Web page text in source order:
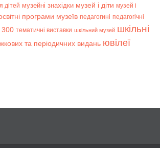
дітей музейні знахідки музей і діти музей і
програми музеїв педагогині педагогічні
300 тематичні виставки шкільний музей шкільні
та періодичних видань ювілеї